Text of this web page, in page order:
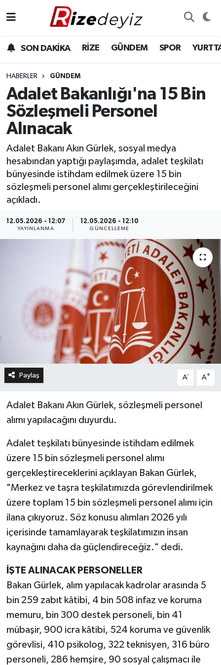
SON DAKİKA RİZE GÜNDEM SPOR
HABERLER GÜNDEM
Adalet Bakanlığı'na 15 Bin
Sözleşmeli Personel
Alınacak
Adalet Bakanı Akın Gürlek, sosyal medya
hesabından yaptığı paylaşımda, adalet teşkilatı
bünyesinde istihdam edilmek üzere 15 bin
sözleşmeli personel alımı gerçekleştirileceğini
açıkladı.
12.05.2026 - 12:07
YAYINLANMA
12.05.2026 - 12:10
GÜNCELLEME
Paylaş A- A+
Adalet Bakanı Akın Gürlek, sözleşmeli personel
alımı yapılacağını duyurdu.
Adalet teşkilatı bünyesinde istihdam edilmek
üzere 15 bin sözleşmeli personel alımı
gerçekleştireceklerini açıklayan Bakan Gürlek,
"Merkez ve taşra teşkilatımızda görevlendirilmek
üzere toplam 15 bin sözleşmeli personel alımı için
ilana çıkıyoruz. Söz konusu alımları 2026 yılı
içerisinde tamamlayarak teşkilatımızın insan
kaynağını daha da güçlendireceğiz." dedi.
İŞTE ALINACAK PERSONELLER
Bakan Gürlek, alım yapılacak kadrolar arasında 5
bin 259 zabıt kâtibi, 4 bin 508 infaz ve koruma
memuru, bin 300 destek personeli, bin 41
mübaşir, 900 icra kâtibi, 524 koruma ve güvenlik
görevlisi, 410 psikolog, 322 teknisyen, 316 büro
personeli, 286 hemşire, 90 sosyal çalışmacı ile
Gündem
Yurttan Haberler
Ekonomi
Sağlık
Rize Hava Durumu
Rize Trafik Yoğunluk Haritası
Süper Lig Puan Durumu ve Fikstür
Son Dakika Haberleri
Haber Arşivi